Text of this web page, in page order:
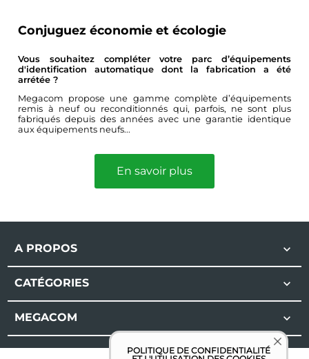
Conjuguez économie et écologie
Vous souhaitez compléter votre parc d’équipements
d'identification automatique dont la fabrication a été
arrétée ?
Megacom propose une gamme complète d’équipements
remis à neuf ou reconditionnés qui, parfois, ne sont plus
fabriqués depuis des années avec une garantie identique
aux équipements neufs...
En savoir plus
A PROPOS 
CATÉGORIES 
MEGACOM 
POLITIQUE DE CONFIDENTIALITÉ